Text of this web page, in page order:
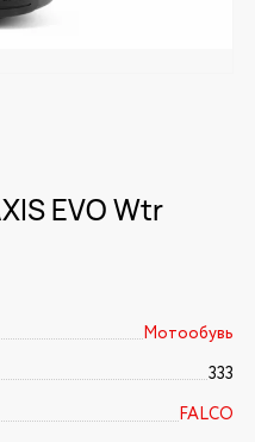
EVO Wtr
Мотообувь
333
FALCO